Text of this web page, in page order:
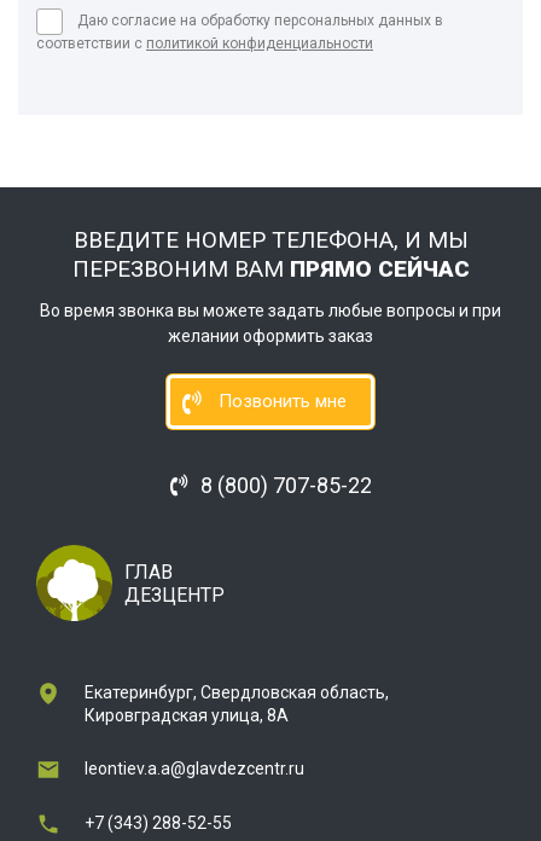
Даю согласие на обработку персональных данных в
соответствии с политикой конфиденциальности
ВВЕДИТЕ НОМЕР ТЕЛЕФОНА, И МЫ
ПЕРЕЗВОНИМ ВАМ ПРЯМО СЕЙЧАС
Во время звонка вы можете задать любые вопросы и при
желании оформить заказ
Позвонить мне
8 (800) 707-85-22
ГЛАВ
ДЕЗЦЕНТР
Екатеринбург, Свердловская область,
Кировградская улица, 8А
leontiev.a.a@glavdezcentr.ru
+7 (343) 288-52-55